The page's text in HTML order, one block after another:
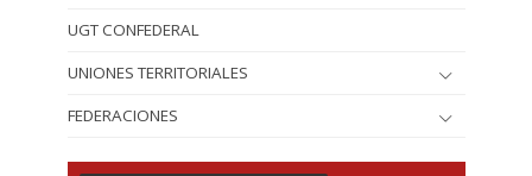
UGT CONFEDERAL
UNIONES TERRITORIALES
FEDERACIONES